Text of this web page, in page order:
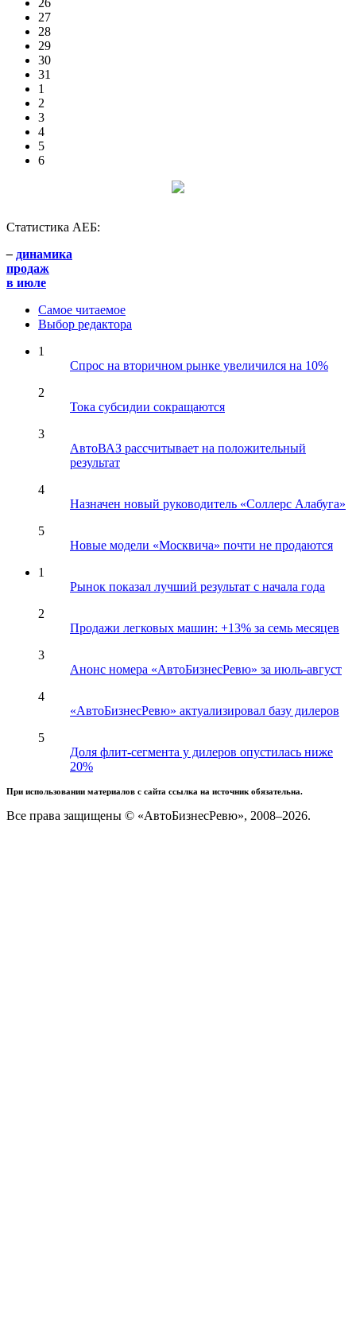
27
28
29
30
31
1
2
3
4
5
6
Статистика АЕБ:
– динамика
продаж
в июле
Самое читаемое
Выбор редактора
1
Спрос на вторичном рынке увеличился на 10%
2
Тока субсидии сокращаются
3
АвтоВАЗ рассчитывает на положительный
результат
4
Назначен новый руководитель «Соллерс Алабуга»
5
Новые модели «Москвича» почти не продаются
1
Рынок показал лучший результат с начала года
2
Продажи легковых машин: +13% за семь месяцев
3
Анонс номера «АвтоБизнесРевю» за июль-август
4
«АвтоБизнесРевю» актуализировал базу дилеров
5
Доля флит-сегмента у дилеров опустилась ниже
20%
При использовании материалов с сайта ссылка на источник обязательна.
Все права защищены © «АвтоБизнесРевю», 2008–2026.